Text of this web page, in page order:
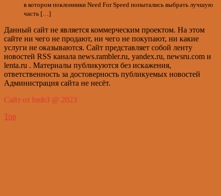
в котором поклонники Need For Speed попытались выбрать лучшую
часть […]
Данный сайт не является коммерческим проектом. На этом
сайте ни чего не продают, ни чего не покупают, ни какие
услуги не оказываются. Сайт представляет собой ленту
новостей RSS канала news.rambler.ru, yandex.ru, newsru.com и
lenta.ru . Материалы публикуются без искажения,
ответственность за достоверность публикуемых новостей
Администрация сайта не несёт.
Сайт от bmb3 @ 2023
Top